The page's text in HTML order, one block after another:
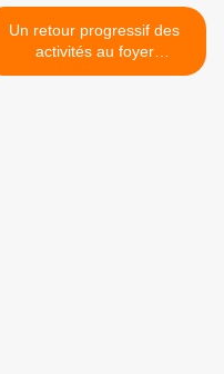
Un retour progressif des
activités au foyer
d’animation >